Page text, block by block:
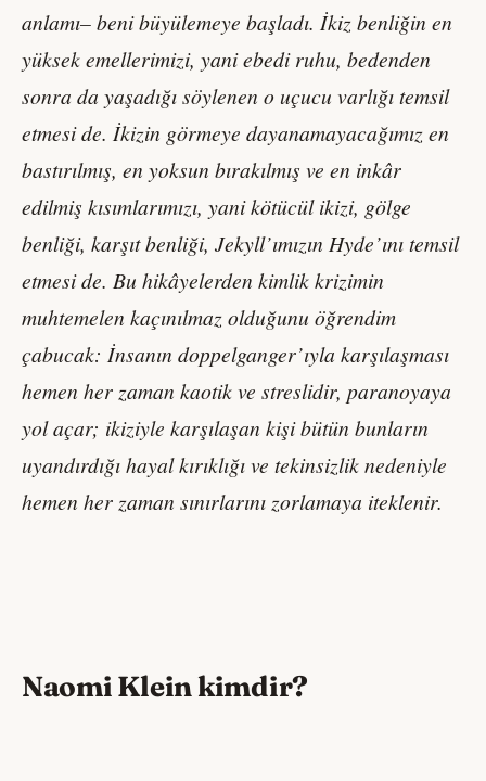
anlamı– beni büyülemeye başladı. İkiz benliğin en
yüksek emellerimizi, yani ebedi ruhu, bedenden
sonra da yaşadığı söylenen o uçucu varlığı temsil
etmesi de. İkizin görmeye dayanamayacağımız en
bastırılmış, en yoksun bırakılmış ve en inkâr
edilmiş kısımlarımızı, yani kötücül ikizi, gölge
benliği, karşıt benliği, Jekyll’ımızın Hyde’ını temsil
etmesi de. Bu hikâyelerden kimlik krizimin
muhtemelen kaçınılmaz olduğunu öğrendim
çabucak: İnsanın doppelganger’ıyla karşılaşması
hemen her zaman kaotik ve streslidir, paranoyaya
yol açar; ikiziyle karşılaşan kişi bütün bunların
uyandırdığı hayal kırıklığı ve tekinsizlik nedeniyle
hemen her zaman sınırlarını zorlamaya iteklenir.
Naomi Klein kimdir?